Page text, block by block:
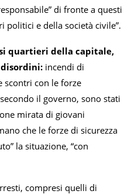
di fronte a questi
politici e della società civile”.
quartieri della capitale,
incendi di
scontri con le forze
il governo, sono stati
mirata di giovani
che le forze di sicurezza
la situazione, “con
compresi quelli di